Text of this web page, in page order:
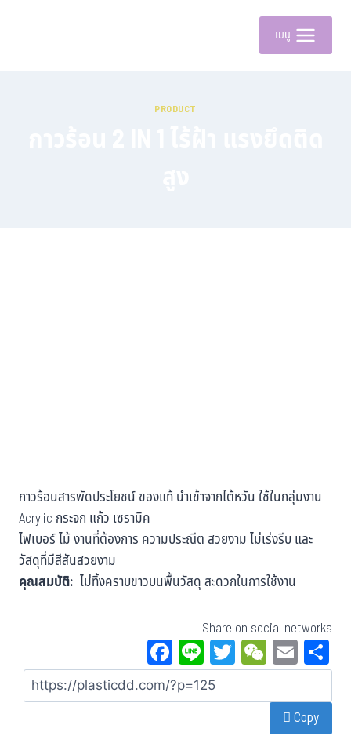
เมนู
PRODUCT
กาวร้อนสารพัดประโยชน์ ของแท้ นำเข้าจากไต้หวัน ใช้ในกลุ่มงาน
Acrylic กระจก แก้ว เซรามิค
ไฟเบอร์ ไม้ งานที่ต้องการ ความประณีต สวยงาม ไม่เร่งรีบ และ
วัสดุที่มีสีสันสวยงาม
คุณสมบัติ: ไม่ทิ้งคราบขาวบนพื้นวัสดุ สะดวกในการใช้งาน
Share on social networks
Fa
ce
bo
Li
ne
T
wi
tt
W
eC
ha
t
E
m
ail
Copy